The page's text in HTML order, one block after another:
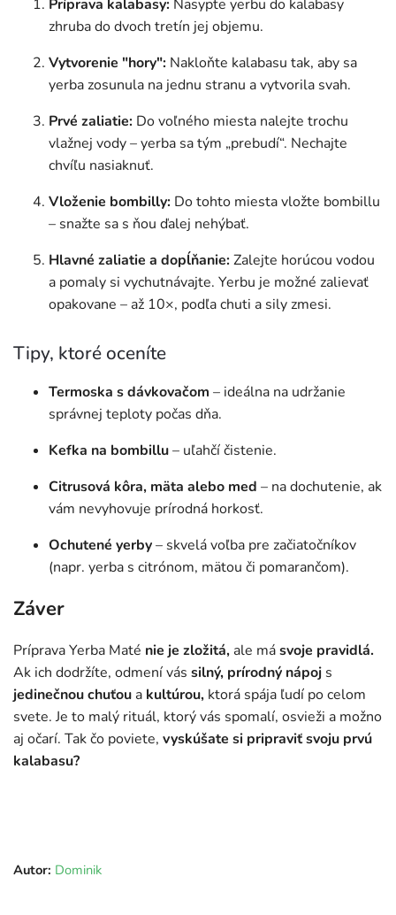
Príprava kalabasy: Nasypte yerbu do kalabasy
zhruba do dvoch tretín jej objemu.
Vytvorenie "hory": Nakloňte kalabasu tak, aby sa
yerba zosunula na jednu stranu a vytvorila svah.
Prvé zaliatie: Do voľného miesta nalejte trochu
vlažnej vody – yerba sa tým „prebudí“. Nechajte
chvíľu nasiaknuť.
Vloženie bombilly: Do tohto miesta vložte bombillu
– snažte sa s ňou ďalej nehýbať.
Hlavné zaliatie a dopĺňanie:Zalejte horúcou vodou
a pomaly si vychutnávajte. Yerbu je možné zalievať
opakovane – až 10×, podľa chuti a sily zmesi.
Tipy, ktoré oceníte
Termoska s dávkovačom – ideálna na udržanie
správnej teploty počas dňa.
Kefka na bombillu– uľahčí čistenie.
Citrusová kôra, mäta alebo med – na dochutenie, ak
vám nevyhovuje prírodná horkosť.
Ochutené yerby– skvelá voľba pre začiatočníkov
(napr. yerba s citrónom, mätou či pomarančom).
Záver
Príprava Yerba Maté nie je zložitá, ale másvoje pravidlá.
Ak ich dodržíte, odmení vás silný, prírodný nápoj s
jedinečnou chuťou a kultúrou, ktorá spája ľudí po celom
svete. Je to malý rituál, ktorý vás spomalí, osvieži a možno
aj očarí. Tak čo poviete, vyskúšate si pripraviťsvoju prvú
kalabasu?
Autor: Dominik